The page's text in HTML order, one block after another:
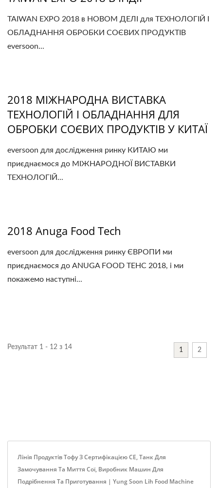
TAIWAN EXPO 2018 в НОВОМ ДЕЛІ для ТЕХНОЛОГІЙ І
ОБЛАДНАННЯ ОБРОБКИ СОЄВИХ ПРОДУКТІВ
eversoon...
2018 МІЖНАРОДНА ВИСТАВКА
ТЕХНОЛОГІЙ І ОБЛАДНАННЯ ДЛЯ
ОБРОБКИ СОЄВИХ ПРОДУКТІВ У КИТАЇ
eversoon для дослідження ринку КИТАЮ ми
приєднаємося до МІЖНАРОДНОЇ ВИСТАВКИ
ТЕХНОЛОГІЙ...
2018 Anuga Food Tech
eversoon для дослідження ринку ЄВРОПИ ми
приєднаємося до ANUGA FOOD TEHC 2018, і ми
покажемо наступні...
Результат 1 - 12 з 14 1 2
Лінія Продуктів Тофу З Сертифікацією CE, Танк Для
Замочування Та Миття Сої, Виробник Машин Для
Подрібнення Та Приготування | Yung Soon Lih Food Machine